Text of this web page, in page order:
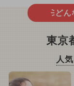
どん
東京
人